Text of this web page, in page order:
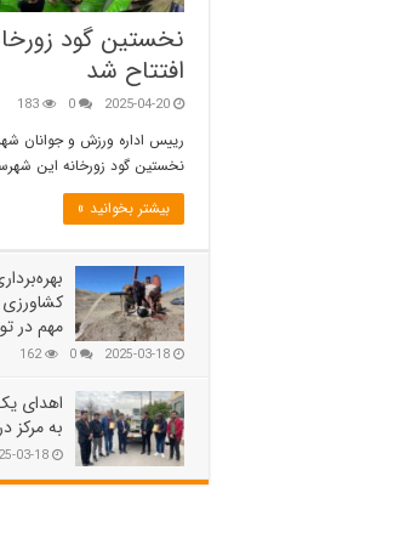
نخستین گود
افتتاح شد
2025-04-20
0
183
رییس اداره ورزش و جوانان
نخستین گود زورخانه این
بیشتر بخوانید »
کشاورزی
مهم در
2025-03-18
0
162
اهدای
به مرکز
03-18